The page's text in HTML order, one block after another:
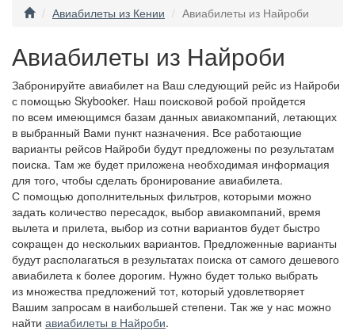
Авиабилеты из Кении Авиабилеты из Найроби
Авиабилеты из Найроби
Забронируйте авиабилет на Ваш следующий рейс из Найроби
с помощью Skybooker. Наш поисковой робой пройдется
по всем имеющимся базам данных авиакомпаний, летающих
в выбранный Вами пункт назначения. Все работающие
варианты рейсов Найроби будут предложены по результатам
поиска. Там же будет приложена необходимая информация
для того, чтобы сделать бронирование авиабилета.
С помощью дополнительных фильтров, которыми можно
задать количество пересадок, выбор авиакомпаний, время
вылета и прилета, выбор из сотни вариантов будет быстро
сокращен до нескольких вариантов. Предложенные варианты
будут располагаться в результатах поиска от самого дешевого
авиабилета к более дорогим. Нужно будет только выбрать
из множества предложений тот, который удовлетворяет
Вашим запросам в наибольшей степени. Так же у нас можно
найти авиабилеты в Найроби.